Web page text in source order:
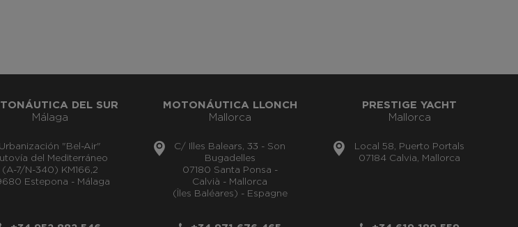
DEL SUR
Málaga
Urbanización "Bel-Air"
del Mediterráneo
(A-7/N-340) KM166,2
Estepona - Málaga
MOTONÁUTICA LLONCH
Mallorca
C/ Illes Balears, 33 - Son
Bugadelles
07180 Santa Ponsa -
Calvià - Mallorca
(Îles Baléares) - Espagne
PRESTIGE YACHT
Mallorca
Local 58, Puerto Portals
07184 Calvia, Mallorca